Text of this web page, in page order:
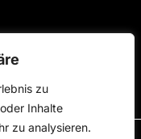
zu
Inhalte
zu analysieren.